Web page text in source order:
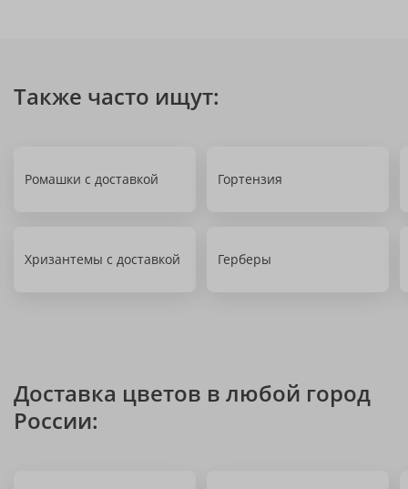
Также часто ищут:
Ромашки с доставкой Гортензия
Хризантемы с доставкой Герберы
Доставка цветов в любой город
России: